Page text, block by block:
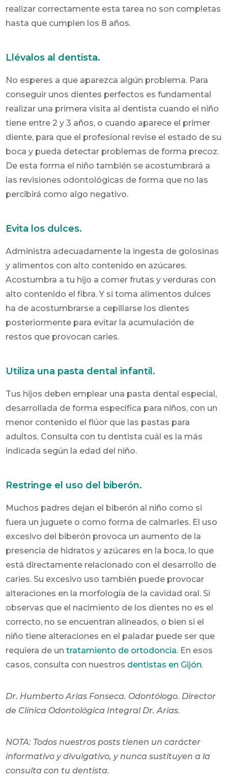
realizar correctamente esta tarea no son completas
hasta que cumplen los 8 años.
Llévalos al dentista.
No esperes a que aparezca algún problema. Para
conseguir unos dientes perfectos es fundamental
realizar una primera visita al dentista cuando el niño
tiene entre 2 y 3 años, o cuando aparece el primer
diente, para que el profesional revise el estado de su
boca y pueda detectar problemas de forma precoz.
De esta forma el niño también se acostumbrará a
las revisiones odontológicas de forma que no las
percibirá como algo negativo.
Evita los dulces.
Administra adecuadamente la ingesta de golosinas
y alimentos con alto contenido en azúcares.
Acostumbra a tu hijo a comer frutas y verduras con
alto contenido el fibra. Y si toma alimentos dulces
ha de acostumbrarse a cepillarse los dientes
posteriormente para evitar la acumulación de
restos que provocan caries.
Utiliza una pasta dental infantil.
Tus hijos deben emplear una pasta dental especial,
desarrollada de forma específica para niños, con un
menor contenido el flúor que las pastas para
adultos. Consulta con tu dentista cuál es la más
indicada según la edad del niño.
Restringe el uso del biberón.
Muchos padres dejan el biberón al niño como si
fuera un juguete o como forma de calmarles. El uso
excesivo del biberón provoca un aumento de la
presencia de hidratos y azúcares en la boca, lo que
está directamente relacionado con el desarrollo de
caries. Su excesivo uso también puede provocar
alteraciones en la morfología de la cavidad oral. Si
observas que el nacimiento de los dientes no es el
correcto, no se encuentran alineados, o bien si el
niño tiene alteraciones en el paladar puede ser que
requiera de untratamiento de ortodoncia. En esos
casos, consulta con nuestros dentistas en Gijón.
Dr. Humberto Arias Fonseca. Odontólogo. Director
de Clínica Odontológica Integral Dr. Arias.
NOTA: Todos nuestros posts tienen un carácter
informativo y divulgativo, y nunca sustituyen a la
consulta con tu dentista.